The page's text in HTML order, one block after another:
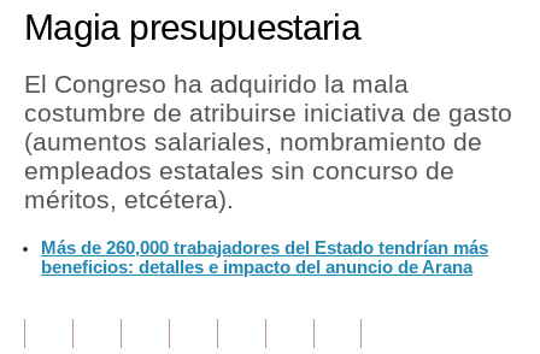
Economía
Mercados
Perú
Política
Tu Dinero
Magia presupuestaria
El Congreso ha adquirido la mala
costumbre de atribuirse iniciativa de gasto
(aumentos salariales, nombramiento de
empleados estatales sin concurso de
méritos, etcétera).
Más de 260,000 trabajadores del Estado tendrían más
beneficios: detalles e impacto del anuncio de Arana